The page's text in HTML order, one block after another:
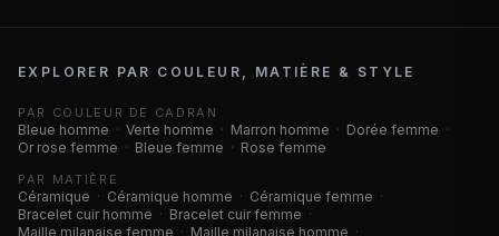
EXPLORER PAR COULEUR, MATIÈRE & STYLE
PAR COULEUR DE CADRAN
Bleue homme · Verte homme · Marron homme · Dorée femme ·
Or rose femme · Bleue femme · Rose femme
PAR MATIÈRE
Céramique · Céramique homme · Céramique femme ·
Bracelet cuir homme · Bracelet cuir femme ·
Maille milanaise femme · Maille milanaise homme ·